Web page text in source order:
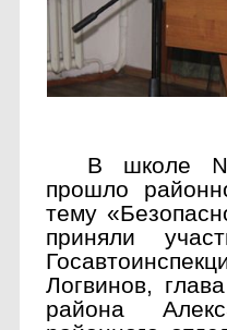
В школе №
прошло
тему
приняли
Логвинов,
района